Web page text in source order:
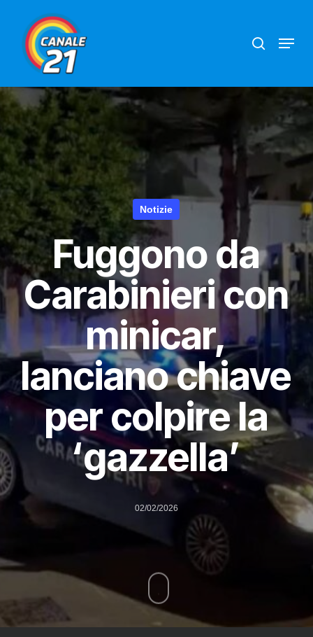
main
content
Menu
Notizie
Fuggono da
Carabinieri con
minicar,
lanciano chiave
per colpire la
‘gazzella’
02/02/2026